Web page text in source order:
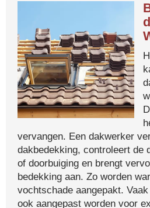
vervangen. Een dakwerker
dakbedekking, controleert de
of doorbuiging en brengt
bedekking aan. Zo worden
vochtschade aangepakt.
ook aangepast worden voor